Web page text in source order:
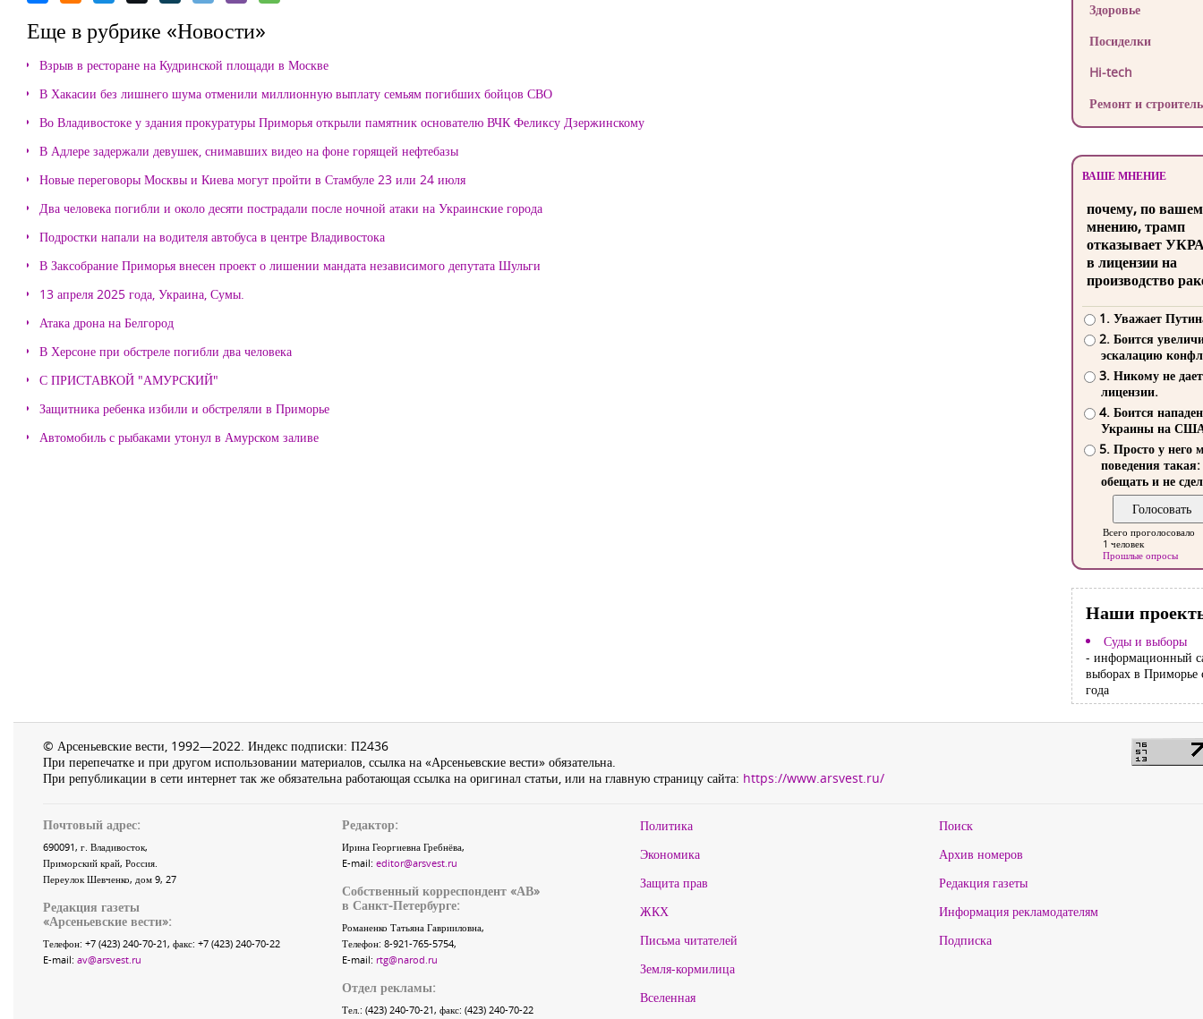
Еще в рубрике «Новости»
Взрыв в ресторане на Кудринской площади в Москве
В Хакасии без лишнего шума отменили миллионную выплату семьям погибших бойцов СВО
Во Владивостоке у здания прокуратуры Приморья открыли памятник основателю ВЧК Феликсу Дзержинскому
В Адлере задержали девушек, снимавших видео на фоне горящей нефтебазы
Новые переговоры Москвы и Киева могут пройти в Стамбуле 23 или 24 июля
Два человека погибли и около десяти пострадали после ночной атаки на Украинские города
Подростки напали на водителя автобуса в центре Владивостока
В Заксобрание Приморья внесен проект о лишении мандата независимого депутата Шульги
13 апреля 2025 года, Украина, Сумы.
Атака дрона на Белгород
В Херсоне при обстреле погибли два человека
С ПРИСТАВКОЙ "АМУРСКИЙ"
Защитника ребенка избили и обстреляли в Приморье
Автомобиль с рыбаками утонул в Амурском заливе
Здоровье
Посиделки
Hi-tech
Ремонт и
ВАШЕ МНЕНИЕ
почему, по
мнению, трамп
отказывает
в лицензии на
производство
1. Уважает
2. Боится
эскалацию
3. Никому не
лицензии.
4. Боится
Украины на
5. Просто у него
поведения такая:
обещать и не
Всего проголосовало
1 человек
Прошлые опросы
Наши
Суды и выборы
- информационный
выборах в Приморье
года
© Арсеньевские вести, 1992—2022. Индекс подписки: П2436
При перепечатке и при другом использовании материалов, ссылка на «Арсеньевские вести» обязательна.
При републикации в сети интернет так же обязательна работающая ссылка на оригинал статьи, или на главную страницу сайта: https://www.arsvest.ru/
Почтовый адрес:
690091, г. Владивосток,
Приморский край, Россия.
Переулок Шевченко, дом 9, 27
Редакция газеты
«Арсеньевские вести»:
Телефон: +7 (423) 240-70-21, факс: +7 (423) 240-70-22
E-mail: av@arsvest.ru
Редактор:
Ирина Георгиевна Гребнёва,
E-mail: editor@arsvest.ru
Собственный корреспондент «АВ»
в Санкт-Петербурге:
Романенко Татьяна Гаврииловна,
Телефон: 8-921-765-5754,
E-mail: rtg@narod.ru
Отдел рекламы:
Тел.: (423) 240-70-21, факс: (423) 240-70-22
Политика
Экономика
Защита прав
ЖКХ
Письма читателей
Земля-кормилица
Вселенная
Поиск
Архив номеров
Редакция газеты
Информация рекламодателям
Подписка